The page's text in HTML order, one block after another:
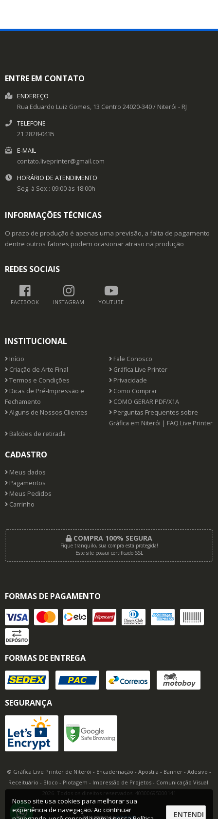
ENTRE EM CONTATO
ENDEREÇO
Rua Eduardo Luiz Gomes, 13 Centro 24020-340/ Niterói - RJ
TELEFONE
21 2828-0435
E-MAIL
contato.liveprinter@gmail.com
HORÁRIO DE ATENDIMENTO
Seg. à Sex.: 09:00 às 18:00h
INFORMAÇÕES TÉCNICAS
O prazo de produção é apenas uma previsão, a falta de pagamento
dentre outros fatores podem ocasionar atraso na produção
REDES SOCIAIS
FACEBOOK INSTAGRAM YOUTUBE
INSTITUCIONAL
Início
Fale Conosco
Criação de Arte Final
Gráfica Live Printer
Termos e Condições
Privacidade
Dicas de Pré-Impressão e
Fechamento
Como Comprar
COMO GERAR PDF/X1A
Alguns de Nossos Clientes
Perguntas Frequentes sobre
Gráfica em Niterói | FAQ Live Printer
Balcões de retirada
CADASTRO
Meus dados
Pagamentos
Meus Pedidos
Carrinho
COMPRA 100% SEGURA
Fique tranquilo, sua compra está protegida!
Este site possui certificado SSL
FORMAS DE PAGAMENTO
FORMAS DE ENTREGA
SEGURANÇA
© Gráfica Live Printer de Niterói - Encadernação - Apostila - Banner - Adesivo -
Receituário - Bloco - Plotagem - Impressão de Projetos - Comunicação Visual.
2026. Todos os direitos reservados. 40300695000141
Desenvolvido por
Nosso site usa cookies para melhorar sua
experiência de navegação. Ao continuar
ENTENDI